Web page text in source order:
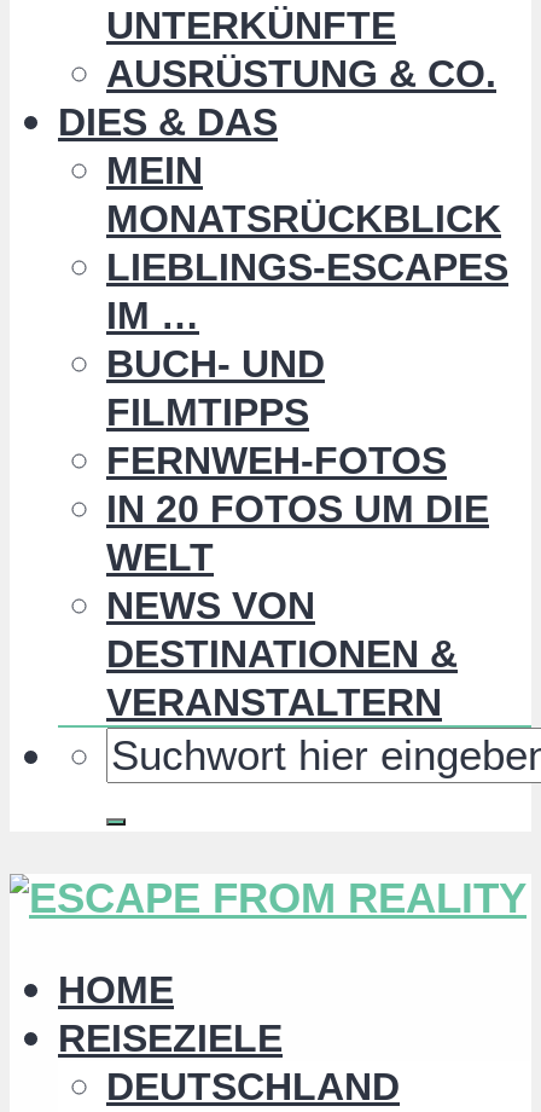
UNTERKÜNFTE
AUSRÜSTUNG & CO.
DIES & DAS
MEIN
MONATSRÜCKBLICK
LIEBLINGS-ESCAPES
IM …
BUCH- UND
FILMTIPPS
FERNWEH-FOTOS
IN 20 FOTOS UM DIE
WELT
NEWS VON
DESTINATIONEN &
VERANSTALTERN
HOME
REISEZIELE
DEUTSCHLAND